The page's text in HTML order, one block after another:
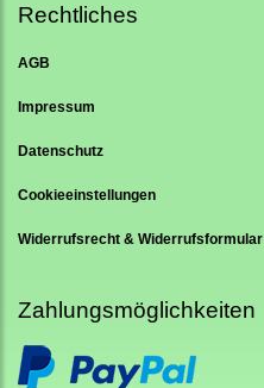
Rechtliches
AGB
Impressum
Datenschutz
Cookieeinstellungen
Widerrufsrecht & Widerrufsformular
Zahlungsmöglichkeiten